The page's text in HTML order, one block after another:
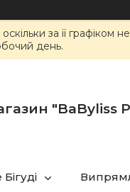
за її
день.
"BaByliss